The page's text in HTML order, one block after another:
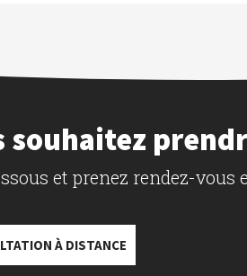
souhaitez
et prenez rendez-
À DISTANCE